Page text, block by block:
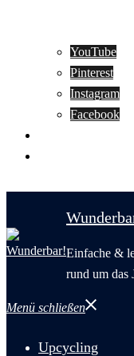
YouTube
Pinterest
Instagram
Facebook
Einfache &
rund um das
Menü schließen
Upcycling